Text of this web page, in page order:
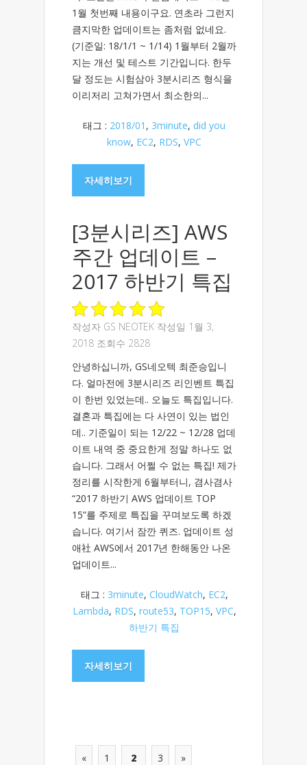
1월 첫번째 내용이구요. 연초라 그런지
큼지막한 업데이트는 좀처럼 없네요.
(기준일: 18/1/1 ~ 1/14) 1월부터 2월까
지는 개선 및 테스트 기간입니다. 한두
달 정도는 시험삼아 3분시리즈 형식을
이리저리 고쳐가면서 최소한의...
태그 : 2018/01 , 3minute, did you
know, EC2, RDS, VPC
자세히보기
[3분시리즈] AWS
주간 업데이트 –
2017 하반기 특집
작성자 GS NEOTEK 작성일 1월 3,
2018 조회수 2828
안녕하십니까, GS네오텍 최준승입니
다. 얼마전에 3분시리즈 리인벤트 특집
이 한번 있었는데.. 오늘도 특집입니다.
결혼과 특집에는 다 사연이 있는 법인
데.. 기준일이 되는 12/22 ~ 12/28 업데
이트 내역 중 중요한게 정말 하나도 없
습니다. 그래서 어쩔 수 없는 특집! 제가
정리를 시작한게 6월부터니, 겸사겸사
“2017 하반기 AWS 업데이트 TOP
15”를 주제로 특집을 꾸며보도록 하겠
습니다. 여기서 잠깐 퀴즈. 업데이트 성
애社 AWS에서 2017년 한해동안 나온
업데이트...
태그 : 3minute, CloudWatch, EC2,
Lambda, RDS, route53, TOP15, VPC,
하반기 특집
자세히보기
« 1 2 3 »